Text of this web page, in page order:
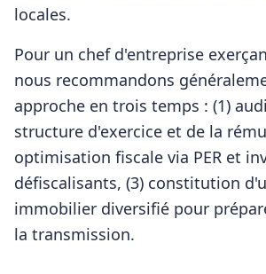
locales.
Pour un chef d'entreprise
nous recommandons
approche en trois temps : (1)
structure d'exercice et de la
optimisation fiscale via PER et
défiscalisants, (3) constitution
immobilier diversifié pour
la transmission.